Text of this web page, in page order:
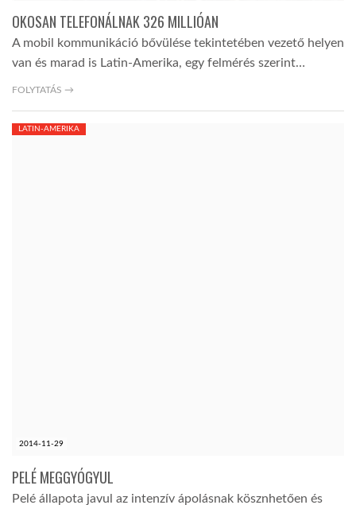
OKOSAN TELEFONÁLNAK 326 MILLIÓAN
A mobil kommunikáció bővülése tekintetében vezető helyen
van és marad is Latin-Amerika, egy felmérés szerint…
FOLYTATÁS →
2014-11-29
LATIN-AMERIKA
PELÉ MEGGYÓGYUL
Pelé állapota javul az intenzív ápolásnak kösznhetően és